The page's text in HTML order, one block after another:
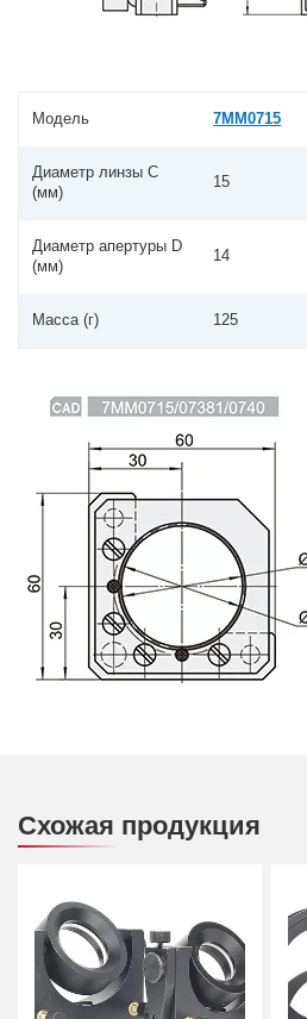
Модель 7MM0715
Диаметр линзы C
(мм)
15
Диаметр апертуры D
(мм)
14
Масса (г) 125
Схожая продукция